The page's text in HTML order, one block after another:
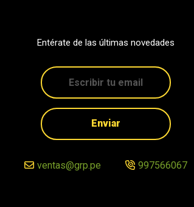
Entérate de las últimas novedades
Enviar
ventas@grp.pe 997566067